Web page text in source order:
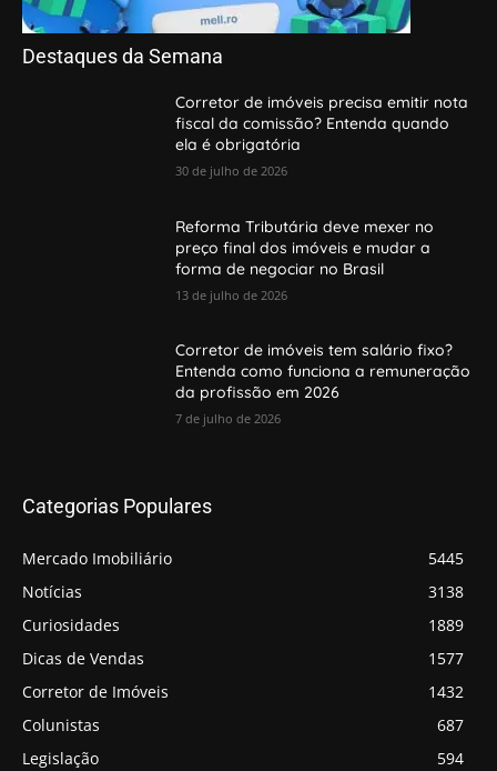
Destaques da Semana
Corretor de imóveis precisa emitir nota
fiscal da comissão? Entenda quando
ela é obrigatória
30 de julho de 2026
Reforma Tributária deve mexer no
preço final dos imóveis e mudar a
forma de negociar no Brasil
13 de julho de 2026
Corretor de imóveis tem salário fixo?
Entenda como funciona a remuneração
da profissão em 2026
7 de julho de 2026
Categorias Populares
Mercado Imobiliário
5445
Notícias
3138
Curiosidades
1889
Dicas de Vendas
1577
Corretor de Imóveis
1432
Colunistas
687
Legislação
594